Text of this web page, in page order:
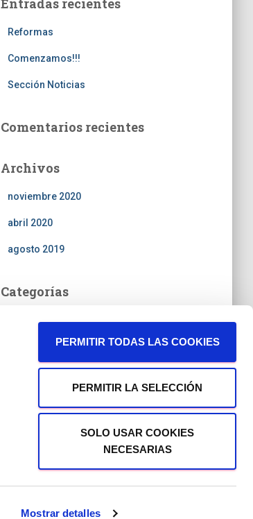
Mostrar detalles
PERMITIR TODAS LAS COOKIES
PERMITIR LA SELECCIÓN
SOLO USAR COOKIES
NECESARIAS
r
Entradas recientes
Reformas
Comenzamos!!!
Sección Noticias
Comentarios recientes
Archivos
noviembre 2020
abril 2020
agosto 2019
Categorías
noticias
Hestia | Desarrollado por